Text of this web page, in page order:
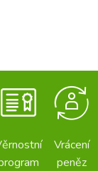
Vrácení
peněz